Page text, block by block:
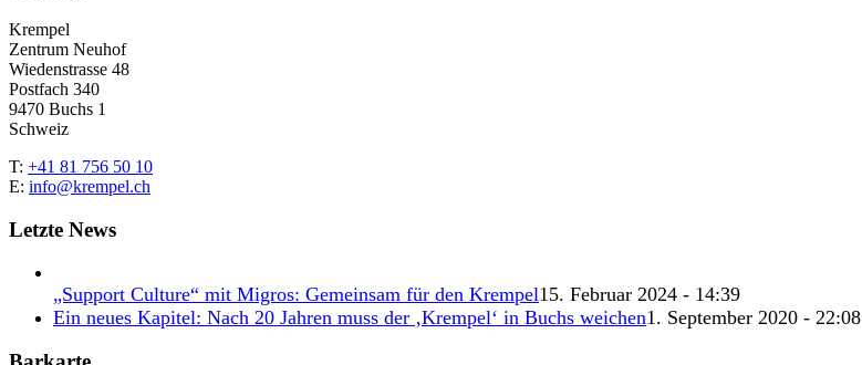
Krempel
Zentrum Neuhof
Wiedenstrasse 48
Postfach 340
9470 Buchs 1
Schweiz
T: +41 81 756 50 10
E: info@krempel.ch
Letzte News
„Support Culture“ mit Migros: Gemeinsam für den Krempel15. Februar 2024 - 14:39
Ein neues Kapitel: Nach 20 Jahren muss der ‚Krempel‘ in Buchs weichen1. September 2020 - 22:08